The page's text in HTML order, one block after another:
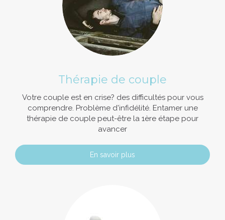
Thérapie de couple
Votre couple est en crise? des difficultés pour vous
comprendre. Problème d'infidélité. Entamer une
thérapie de couple peut-être la 1ère étape pour
avancer
En savoir plus